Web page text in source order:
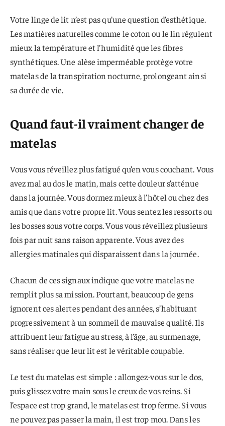
Votre linge de lit n’est pas qu’une question d’esthétique.
Les matières naturelles comme le coton ou le lin régulent
mieux la température et l’humidité que les fibres
synthétiques. Une alèse imperméable protège votre
matelas de la transpiration nocturne, prolongeant ainsi
sa durée de vie.
Quand faut-il vraiment changer de
matelas
Vous vous réveillez plus fatigué qu’en vous couchant. Vous
avez mal au dos le matin, mais cette douleur s’atténue
dans la journée. Vous dormez mieux à l’hôtel ou chez des
amis que dans votre propre lit. Vous sentez les ressorts ou
les bosses sous votre corps. Vous vous réveillez plusieurs
fois par nuit sans raison apparente. Vous avez des
allergies matinales qui disparaissent dans la journée.
Chacun de ces signaux indique que votre matelas ne
remplit plus sa mission. Pourtant, beaucoup de gens
ignorent ces alertes pendant des années, s’habituant
progressivement à un sommeil de mauvaise qualité. Ils
attribuent leur fatigue au stress, à l’âge, au surmenage,
sans réaliser que leur lit est le véritable coupable.
Le test du matelas est simple : allongez-vous sur le dos,
puis glissez votre main sous le creux de vos reins. Si
l’espace est trop grand, le matelas est trop ferme. Si vous
ne pouvez pas passer la main, il est trop mou. Dans les